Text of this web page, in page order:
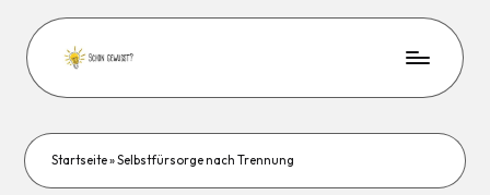
Startseite»Selbstfürsorge nach Trennung